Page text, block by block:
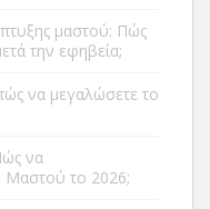
μαστού: Πώς
την εφηβεία;
να μεγαλώσετε το
να
Μαστού το 2026;